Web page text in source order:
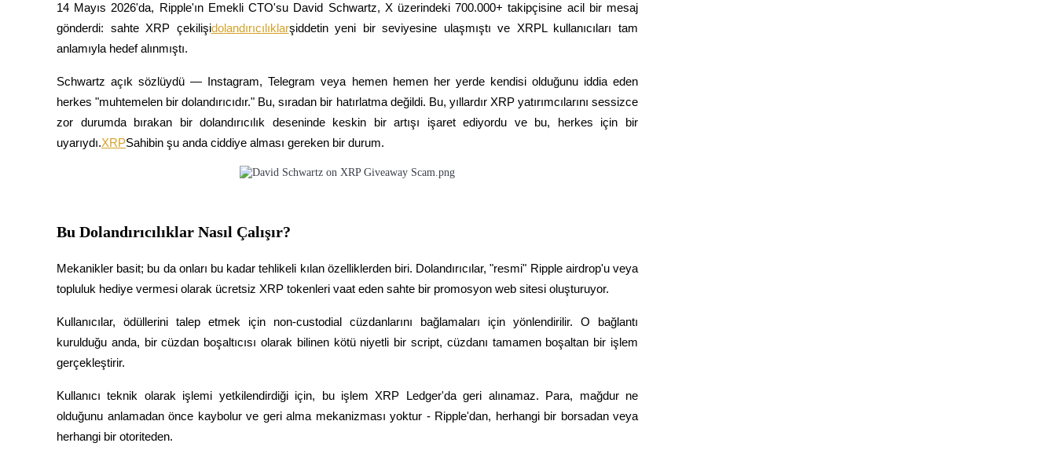
En iyi traderlarla güçlerinizi birleştirin
Kâr paylaşımı ve kopya ticaret komisyonlarının tadını çıkarın
Bilgi
14 Mayıs 2026'da, Ripple'ın Emekli CTO'su David Schwartz, X üzerindeki 700.000+ takipçisine acil bir mesaj
gönderdi: sahte XRP çekilişidolandırıcılıklarşiddetin yeni bir seviyesine ulaşmıştı ve XRPL kullanıcıları tam
anlamıyla hedef alınmıştı.
Schwartz açık sözlüydü — Instagram, Telegram veya hemen hemen her yerde kendisi olduğunu iddia eden
herkes "muhtemelen bir dolandırıcıdır." Bu, sıradan bir hatırlatma değildi. Bu, yıllardır XRP yatırımcılarını sessizce
zor durumda bırakan bir dolandırıcılık deseninde keskin bir artışı işaret ediyordu ve bu, herkes için bir
uyarıydı.XRPSahibin şu anda ciddiye alması gereken bir durum.
Bu Dolandırıcılıklar Nasıl Çalışır?
Mekanikler basit; bu da onları bu kadar tehlikeli kılan özelliklerden biri. Dolandırıcılar, "resmi" Ripple airdrop'u veya
topluluk hediye vermesi olarak ücretsiz XRP tokenleri vaat eden sahte bir promosyon web sitesi oluşturuyor.
Kullanıcılar, ödüllerini talep etmek için non-custodial cüzdanlarını bağlamaları için yönlendirilir. O bağlantı
kurulduğu anda, bir cüzdan boşaltıcısı olarak bilinen kötü niyetli bir script, cüzdanı tamamen boşaltan bir işlem
gerçekleştirir.
Kullanıcı teknik olarak işlemi yetkilendirdiği için, bu işlem XRP Ledger'da geri alınamaz. Para, mağdur ne
olduğunu anlamadan önce kaybolur ve geri alma mekanizması yoktur - Ripple'dan, herhangi bir borsadan veya
herhangi bir otoriteden.